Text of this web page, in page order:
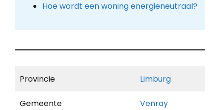
Hoe wordt een woning energieneutraal?
Provincie Limburg
Gemeente Venray